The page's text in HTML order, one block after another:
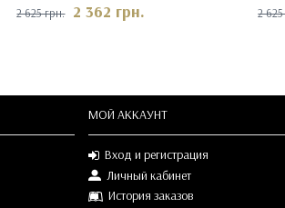
2 625 грн. 2 362 грн. 2
МОЙ АККАУНТ
Вход и регистрация
Личный кабинет
История заказов